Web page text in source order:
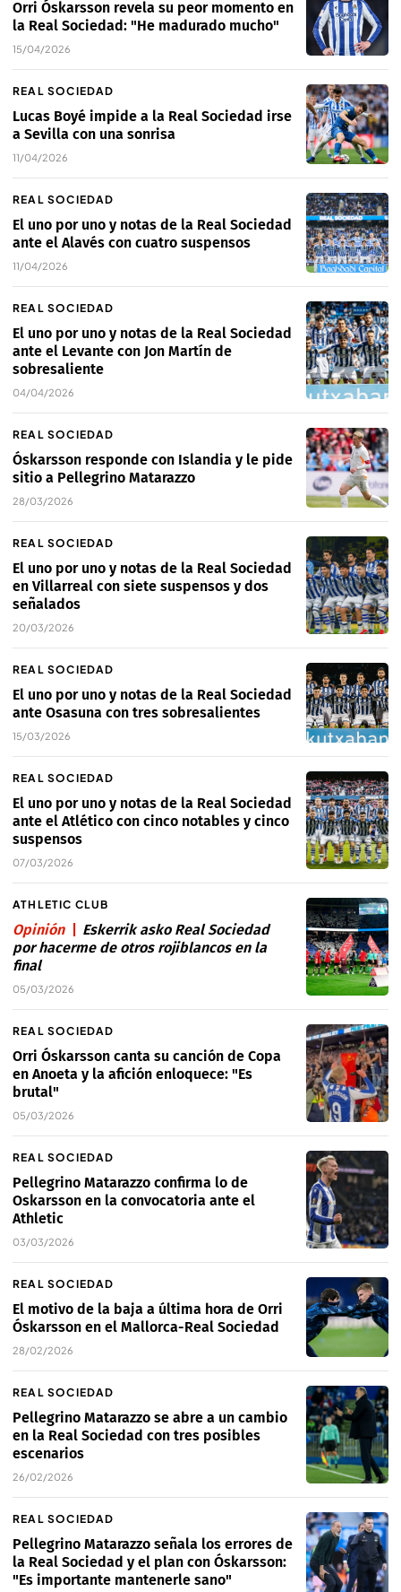
Orri Óskarsson revela su peor momento en
la Real Sociedad: "He madurado mucho"
15/04/2026
REAL SOCIEDAD
Lucas Boyé impide a la Real Sociedad irse
a Sevilla con una sonrisa
11/04/2026
REAL SOCIEDAD
El uno por uno y notas de la Real Sociedad
ante el Alavés con cuatro suspensos
11/04/2026
REAL SOCIEDAD
El uno por uno y notas de la Real Sociedad
ante el Levante con Jon Martín de
sobresaliente
04/04/2026
REAL SOCIEDAD
Óskarsson responde con Islandia y le pide
sitio a Pellegrino Matarazzo
28/03/2026
REAL SOCIEDAD
El uno por uno y notas de la Real Sociedad
en Villarreal con siete suspensos y dos
señalados
20/03/2026
REAL SOCIEDAD
El uno por uno y notas de la Real Sociedad
ante Osasuna con tres sobresalientes
15/03/2026
REAL SOCIEDAD
El uno por uno y notas de la Real Sociedad
ante el Atlético con cinco notables y cinco
suspensos
07/03/2026
ATHLETIC CLUB
Opinión
Eskerrik asko Real Sociedad
por hacerme de otros rojiblancos en la
final
05/03/2026
REAL SOCIEDAD
Orri Óskarsson canta su canción de Copa
en Anoeta y la afición enloquece: "Es
brutal"
05/03/2026
REAL SOCIEDAD
Pellegrino Matarazzo confirma lo de
Oskarsson en la convocatoria ante el
Athletic
03/03/2026
REAL SOCIEDAD
El motivo de la baja a última hora de Orri
Óskarsson en el Mallorca-Real Sociedad
28/02/2026
REAL SOCIEDAD
Pellegrino Matarazzo se abre a un cambio
en la Real Sociedad con tres posibles
escenarios
26/02/2026
REAL SOCIEDAD
Pellegrino Matarazzo señala los errores de
la Real Sociedad y el plan con Óskarsson:
"Es importante mantenerle sano"